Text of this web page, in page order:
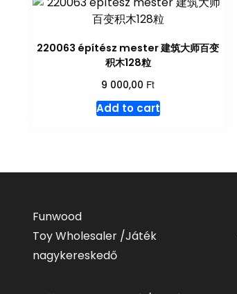
220063 építész mester 建筑大师百变
积木128粒
9 000,00 Ft
Add to cart
Funwood
Toy Wholesaler /Játék
nagykereskedő